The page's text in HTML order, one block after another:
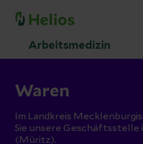
Arbeitsmedizin
Waren
Im Landkreis
Sie unsere Geschäftsstelle
(Müritz).